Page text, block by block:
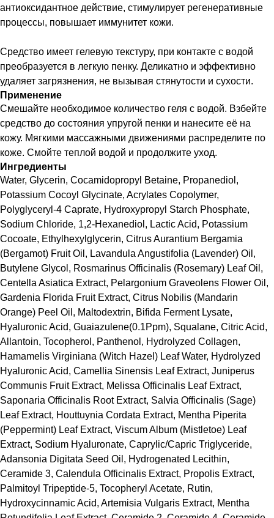
антиоксидантное действие, стимулирует регенеративные
процессы, повышает иммунитет кожи.
Средство имеет гелевую текстуру, при контакте с водой
преобразуется в легкую пенку. Деликатно и эффективно
удаляет загрязнения, не вызывая стянутости и сухости.
Применение
Смешайте необходимое количество геля с водой. Взбейте
средство до состояния упругой пенки и нанесите её на
кожу. Мягкими массажными движениями распределите по
коже. Смойте теплой водой и продолжите уход.
Ингредиенты
Water, Glycerin, Cocamidopropyl Betaine, Propanediol,
Potassium Cocoyl Glycinate, Acrylates Copolymer,
Polyglyceryl-4 Caprate, Hydroxypropyl Starch Phosphate,
Sodium Chloride, 1,2-Hexanediol, Lactic Acid, Potassium
Cocoate, Ethylhexylglycerin, Citrus Aurantium Bergamia
(Bergamot) Fruit Oil, Lavandula Angustifolia (Lavender) Oil,
Butylene Glycol, Rosmarinus Officinalis (Rosemary) Leaf Oil,
Centella Asiatica Extract, Pelargonium Graveolens Flower Oil,
Gardenia Florida Fruit Extract, Citrus Nobilis (Mandarin
Orange) Peel Oil, Maltodextrin, Bifida Ferment Lysate,
Hyaluronic Acid, Guaiazulene(0.1Ppm), Squalane, Citric Acid,
Allantoin, Tocopherol, Panthenol, Hydrolyzed Collagen,
Hamamelis Virginiana (Witch Hazel) Leaf Water, Hydrolyzed
Hyaluronic Acid, Camellia Sinensis Leaf Extract, Juniperus
Communis Fruit Extract, Melissa Officinalis Leaf Extract,
Saponaria Officinalis Root Extract, Salvia Officinalis (Sage)
Leaf Extract, Houttuynia Cordata Extract, Mentha Piperita
(Peppermint) Leaf Extract, Viscum Album (Mistletoe) Leaf
Extract, Sodium Hyaluronate, Caprylic/​Capric Triglyceride,
Adansonia Digitata Seed Oil, Hydrogenated Lecithin,
Ceramide 3, Calendula Officinalis Extract, Propolis Extract,
Palmitoyl Tripeptide-5, Tocopheryl Acetate, Rutin,
Hydroxycinnamic Acid, Artemisia Vulgaris Extract, Mentha